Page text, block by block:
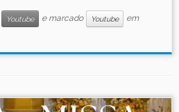
Youtube e marcado Youtube
em